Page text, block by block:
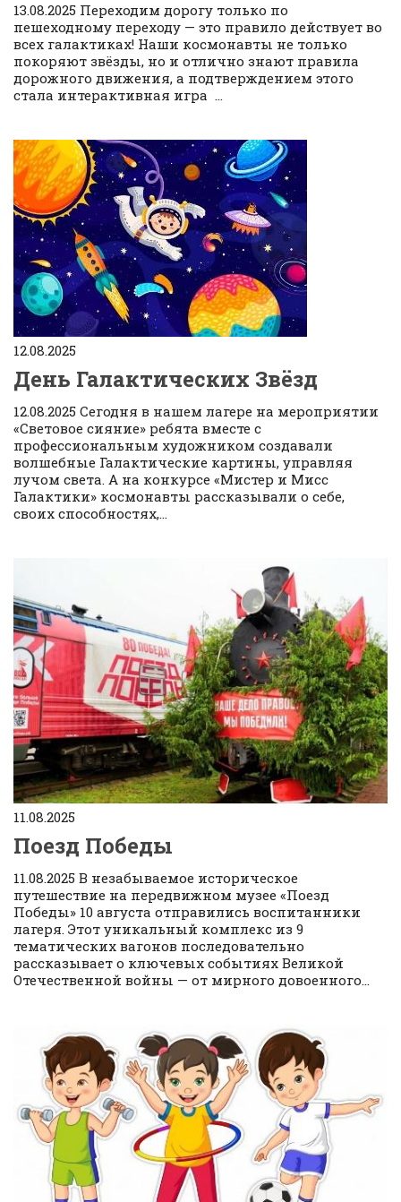
13.08.2025 Переходим дорогу только по
пешеходному переходу — это правило действует во
всех галактиках! Наши космонавты не только
покоряют звёзды, но и отлично знают правила
дорожного движения, а подтверждением этого
стала интерактивная игра ...
12.08.2025
День Галактических Звёзд
12.08.2025 Сегодня в нашем лагере на мероприятии
«Световое сияние» ребята вместе с
профессиональным художником создавали
волшебные Галактические картины, управляя
лучом света. А на конкурсе «Мистер и Мисс
Галактики» космонавты рассказывали о себе,
своих способностях,...
11.08.2025
Поезд Победы
11.08.2025 В незабываемое историческое
путешествие на передвижном музее «Поезд
Победы» 10 августа отправились воспитанники
лагеря. Этот уникальный комплекс из 9
тематических вагонов последовательно
рассказывает о ключевых событиях Великой
Отечественной войны — от мирного довоенного...